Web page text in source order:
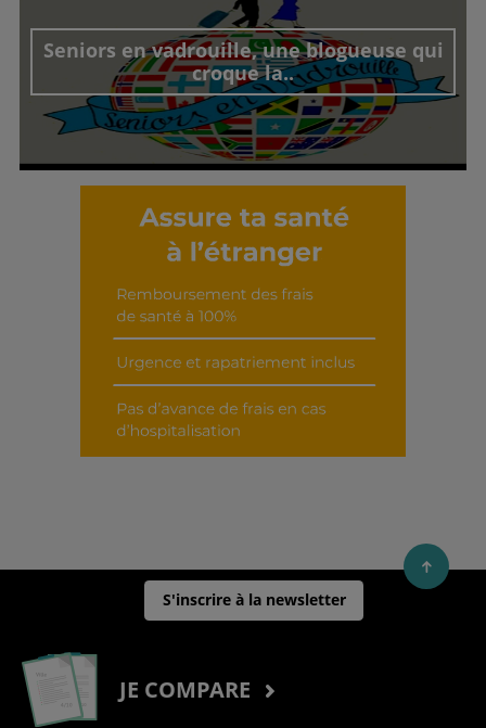
Seniors en vadrouille, une blogueuse qui
croque la..
Découvrir cet interview
S'inscrire à la newsletter
JE COMPARE